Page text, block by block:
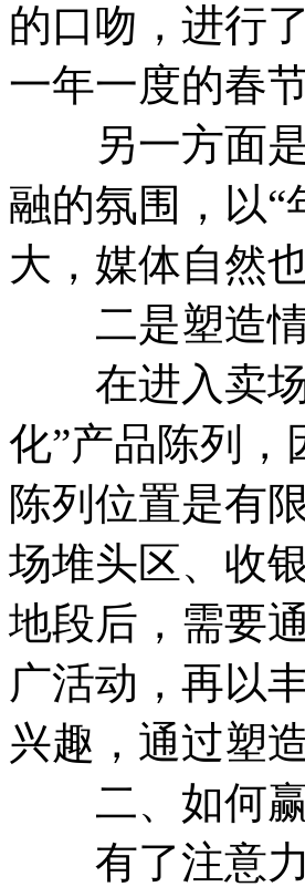
的口吻，进行
一年一度的春
另一方面是
融的氛围，以“
大，媒体自然
二是塑造情
在进入卖场
化”产品陈列
陈列位置是有
场堆头区、收
地段后，需要
广活动，再以
兴趣，通过塑
二、如何赢
有了注意力